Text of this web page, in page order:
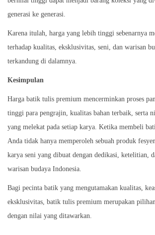
generasi ke generasi.
Karena itulah, harga yang lebih tinggi sebenarnya
terhadap kualitas, eksklusivitas, seni, dan warisan
terkandung di dalamnya.
Kesimpulan
Harga batik tulis premium mencerminkan proses
tinggi para pengrajin, kualitas bahan terbaik, serta
yang melekat pada setiap karya. Ketika membeli
Anda tidak hanya memperoleh sebuah produk
karya seni yang dibuat dengan dedikasi, ketelitian,
warisan budaya Indonesia.
Bagi pecinta batik yang mengutamakan kualitas,
eksklusivitas, batik tulis premium merupakan
dengan nilai yang ditawarkan.